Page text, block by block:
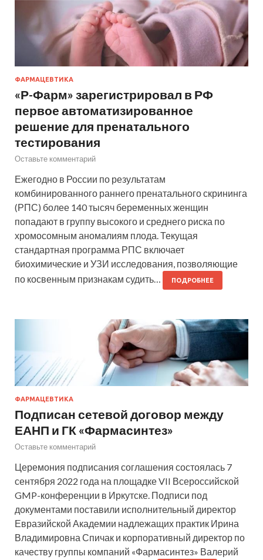
ФАРМАЦЕВТИКА
«Р-Фарм» зарегистрировал в РФ
первое автоматизированное
решение для пренатального
тестирования
Оставьте комментарий
Ежегодно в России по результатам
комбинированного раннего пренатального скрининга
(РПС) более 140 тысяч беременных женщин
попадают в группу высокого и среднего риска по
хромосомным аномалиям плода. Текущая
стандартная программа РПС включает
биохимические и УЗИ исследования, позволяющие
по косвенным признакам судить…
ПОДРОБНЕЕ
ФАРМАЦЕВТИКА
Подписан сетевой договор между
ЕАНП и ГК «Фармасинтез»
Оставьте комментарий
Церемония подписания соглашения состоялась 7
сентября 2022 года на площадке VII Всероссийской
GMP-конференции в Иркутске. Подписи под
документами поставили исполнительный директор
Евразийской Академии надлежащих практик Ирина
Владимировна Спичак и корпоративный директор по
качеству группы компаний «Фармасинтез» Валерий